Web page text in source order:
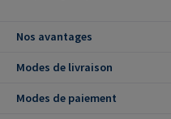
Nos avantages
Modes de livraison
Modes de paiement